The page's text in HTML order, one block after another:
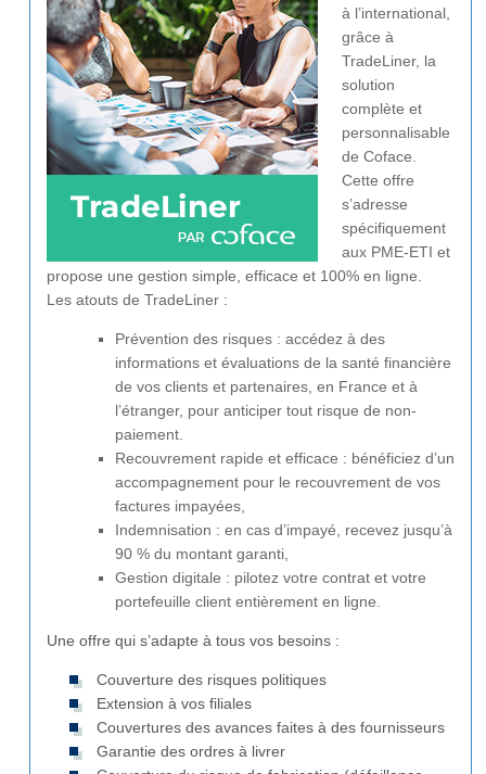
à l’international,
grâce à
TradeLiner, la
solution
complète et
personnalisable
de Coface.
Cette offre
s’adresse
spécifiquement
aux PME-ETI et
propose une gestion simple, efficace et 100% en ligne.
Les atouts de TradeLiner :
Prévention des risques : accédez à des
informations et évaluations de la santé financière
de vos clients et partenaires, en France et à
l’étranger, pour anticiper tout risque de non-
paiement.
Recouvrement rapide et efficace : bénéficiez d’un
accompagnement pour le recouvrement de vos
factures impayées,
Indemnisation : en cas d’impayé, recevez jusqu’à
90 % du montant garanti,
Gestion digitale : pilotez votre contrat et votre
portefeuille client entièrement en ligne.
Une offre qui s’adapte à tous vos besoins :
Couverture des risques politiques
Extension à vos filiales
Couvertures des avances faites à des fournisseurs
Garantie des ordres à livrer